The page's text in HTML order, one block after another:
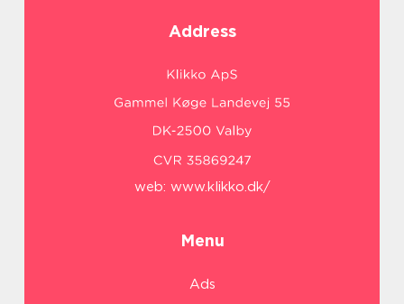
Address
web: www.klikko.dk/
Menu
Ads